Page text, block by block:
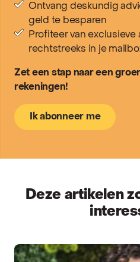
Ontvang deskundig
geld te besparen
Profiteer van exclusieve
rechtstreeks in je
Zet een stap naar een
rekeningen!
Ik abonneer me
Deze artikelen